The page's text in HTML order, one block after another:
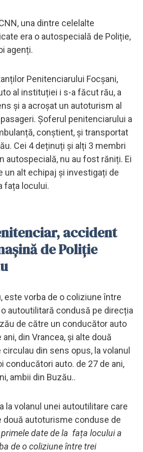
una dintre celelalte
era o autospecială de Poliție,
agenți.
Penitenciarului Focșani,
al instituției i s-a făcut rău, a
și a acroșat un autoturism al
Șoferul penitenciarului a
conștient, și transportat
Cei 4 deținuți și alți 3 membri
autospecială, nu au fost răniți. Ei
un alt echipaj și investigați de
fața locului.
accident
de Poliție
este vorba de o coliziune între
autoutilitară condusă pe direcția
de către un conducător auto
din Vrancea, și alte două
din sens opus, la volanul
conducători auto. de 27 de ani,
ambii din Buzău..
la volanul unei autoutilitare care
două autoturisme conduse de
primele date de la fața locului a
de o coliziune între trei